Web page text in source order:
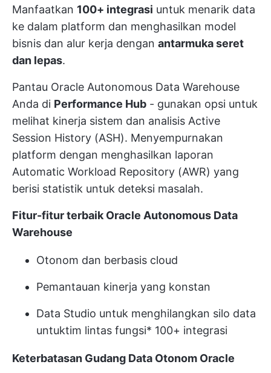
Manfaatkan 100+ integrasi untuk menarik data
ke dalam platform dan menghasilkan model
bisnis dan alur kerja dengan antarmuka seret
dan lepas.
Pantau Oracle Autonomous Data Warehouse
Anda di Performance Hub - gunakan opsi untuk
melihat kinerja sistem dan analisis Active
Session History (ASH). Menyempurnakan
platform dengan menghasilkan laporan
Automatic Workload Repository (AWR) yang
berisi statistik untuk deteksi masalah.
Fitur-fitur terbaik Oracle Autonomous Data
Warehouse
Otonom dan berbasis cloud
Pemantauan kinerja yang konstan
Data Studio untuk menghilangkan silo data
untuktim lintas fungsi* 100+ integrasi
Keterbatasan Gudang Data Otonom Oracle